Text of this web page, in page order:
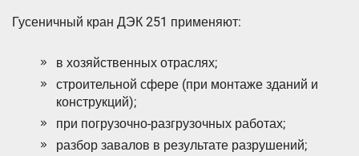
Гусеничный кран ДЭК 251 применяют:
в хозяйственных отраслях;
строительной сфере (при монтаже зданий и
конструкций);
при погрузочно-разгрузочных работах;
разбор завалов в результате разрушений;